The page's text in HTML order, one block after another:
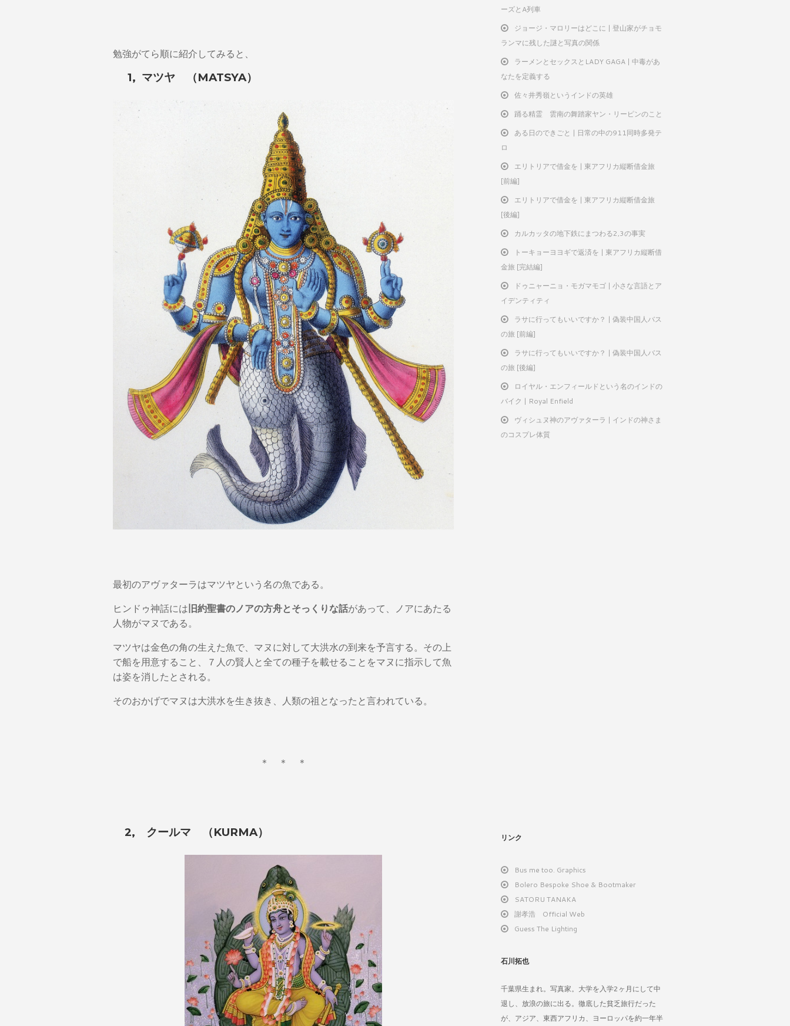
勉強がてら順に紹介してみると、
1, マツヤ （MATSYA）
最初のアヴァターラはマツヤという名の魚である。
ヒンドゥ神話には旧約聖書のノアの方舟とそっくりな話があって、ノアにあたる
人物がマヌである。
マツヤは金色の角の生えた魚で、マヌに対して大洪水の到来を予言する。その上
で船を用意すること、７人の賢人と全ての種子を載せることをマヌに指示して魚
は姿を消したとされる。
そのおかげでマヌは大洪水を生き抜き、人類の祖となったと言われている。
＊ ＊ ＊
2, クールマ （KURMA）
ーズとA列車
ジョージ・マロリーはどこに | 登山家がチョモ
ランマに残した謎と写真の関係
ラーメンとセックスとLADY GAGA | 中毒があ
なたを定義する
佐々井秀嶺というインドの英雄
踊る精霊 雲南の舞踏家ヤン・リーピンのこと
ある日のできごと | 日常の中の911同時多発テ
ロ
エリトリアで借金を | 東アフリカ縦断借金旅
[前編]
エリトリアで借金を | 東アフリカ縦断借金旅
[後編]
カルカッタの地下鉄にまつわる2,3の事実
トーキョーヨヨギで返済を | 東アフリカ縦断借
金旅 [完結編]
ドゥニャーニョ・モガマモゴ | 小さな言語とア
イデンティティ
ラサに行ってもいいですか？ | 偽装中国人バス
の旅 [前編]
ラサに行ってもいいですか？ | 偽装中国人バス
の旅 [後編]
ロイヤル・エンフィールドという名のインドの
バイク | Royal Enfield
ヴィシュヌ神のアヴァターラ | インドの神さま
のコスプレ体質
リンク
Bus me too. Graphics
Bolero Bespoke Shoe & Bootmaker
SATORU TANAKA
謝孝浩 Official Web
Guess The Lighting
石川拓也
千葉県生まれ。写真家。大学を入学2ヶ月にして中
退し、放浪の旅に出る。徹底した貧乏旅行だった
が、アジア、東西アフリカ、ヨーロッパを約一年半